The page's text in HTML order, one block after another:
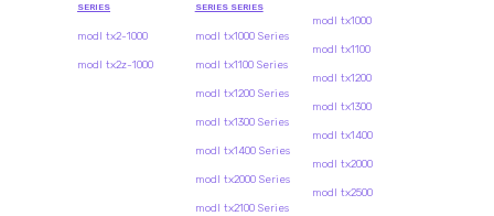
SERIES
modl tx2-1000
modl tx2z-1000
SERIES SERIES
modl tx1000 Series
modl tx1100 Series
modl tx1200 Series
modl tx1300 Series
modl tx1400 Series
modl tx2000 Series
modl tx2100 Series
modl tx1000
modl tx1100
modl tx1200
modl tx1300
modl tx1400
modl tx2000
modl tx2500